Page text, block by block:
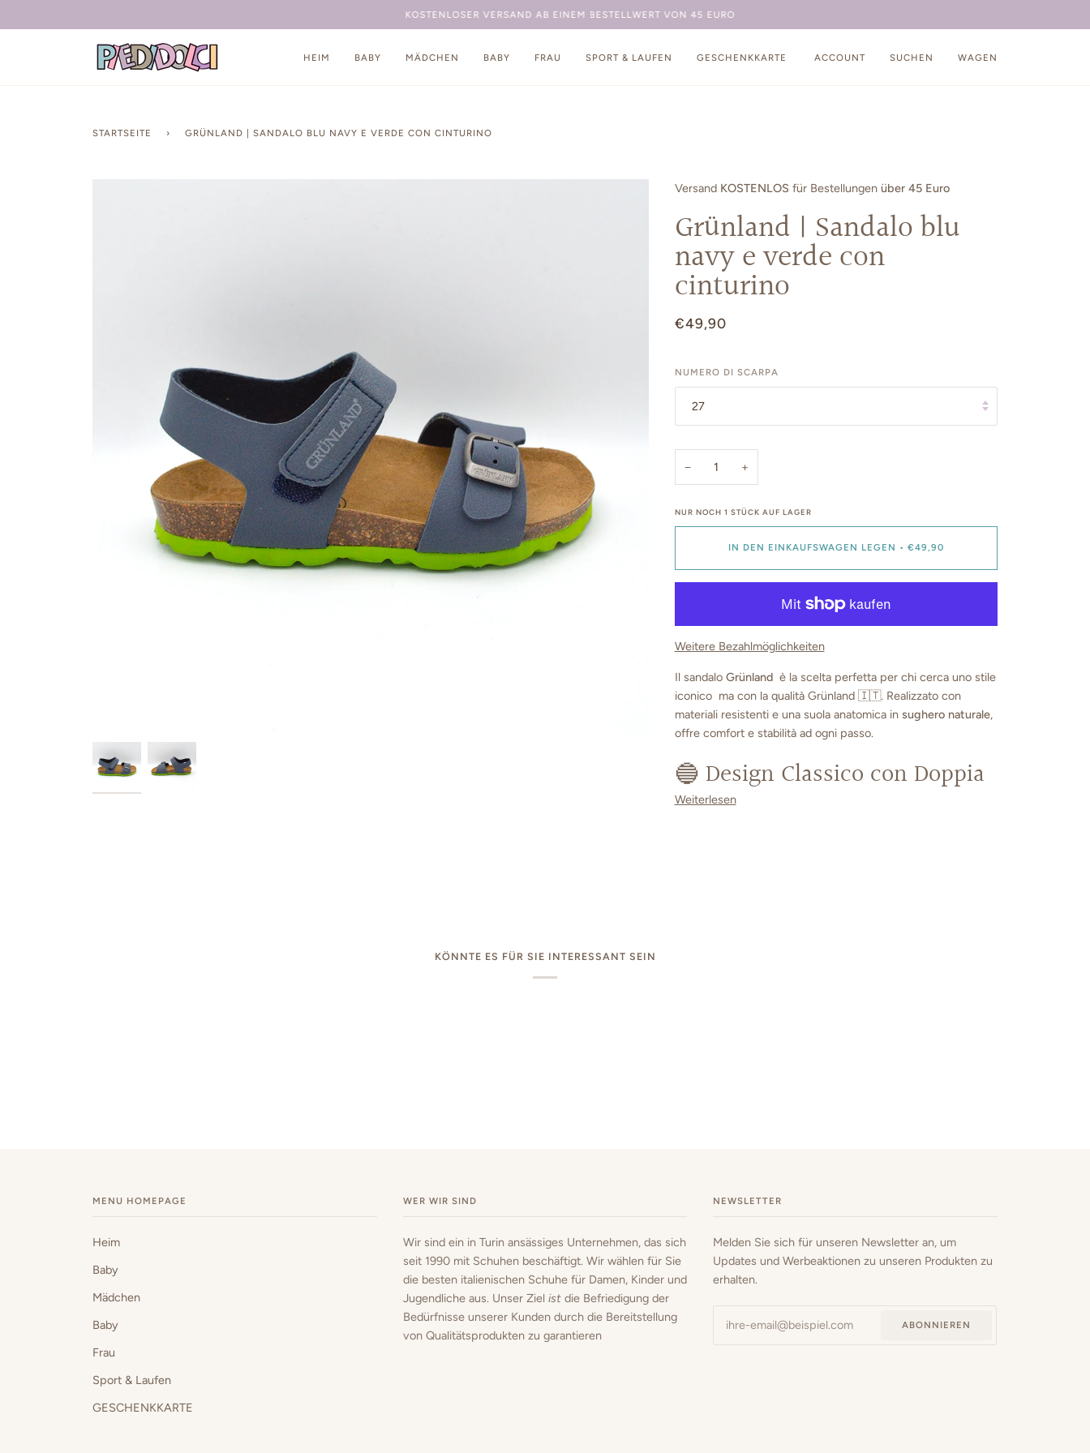
zum
KOSTENLOSER VERSAND AB EINEM BESTELLWERT VON 45 EURO
HEIM BABY MÄDCHEN BABY FRAU SPORT & LAUFEN GESCHENKKARTE ACCOUNT SUCHEN WAGEN
STARTSEITE › GRÜNLAND | SANDALO BLU NAVY E VERDE CON CINTURINO
Versand KOSTENLOS für Bestellungen über 45 Euro
Grünland | Sandalo blu
navy e verde con
cinturino
€49,90
NUMERO DI SCARPA
27
− +
NUR NOCH 1 STÜCK AUF LAGER
IN DEN EINKAUFSWAGEN LEGEN • €49,90
Weitere Bezahlmöglichkeiten
Il sandalo Grünland è la scelta perfetta per chi cerca uno stile
iconico ma con la qualità Grünland 🇮🇹. Realizzato con
materiali resistenti e una suola anatomica in sughero naturale,
offre comfort e stabilità ad ogni passo.
🔵 Design Classico con Doppia
Weiterlesen
KÖNNTE ES FÜR SIE INTERESSANT SEIN
MENU HOMEPAGE
Heim
Baby
Mädchen
Baby
Frau
Sport & Laufen
GESCHENKKARTE
WER WIR SIND
Wir sind ein in Turin ansässiges Unternehmen, das sich
seit 1990 mit Schuhen beschäftigt. Wir wählen für Sie
die besten italienischen Schuhe für Damen, Kinder und
Jugendliche aus. Unser Ziel ist die Befriedigung der
Bedürfnisse unserer Kunden durch die Bereitstellung
von Qualitätsprodukten zu garantieren
NEWSLETTER
Melden Sie sich für unseren Newsletter an, um
Updates und Werbeaktionen zu unseren Produkten zu
erhalten.
ABONNIEREN